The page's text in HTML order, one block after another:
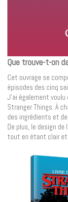
Que trouve-t-on
Cet ouvrage se
épisodes des cinq
J’ai également
Stranger Things. À
des ingrédients et
De plus, le design de
tout en étant clair et